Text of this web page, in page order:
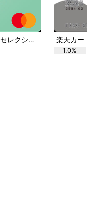
楽天カード マイカラーセレクション
1.0%